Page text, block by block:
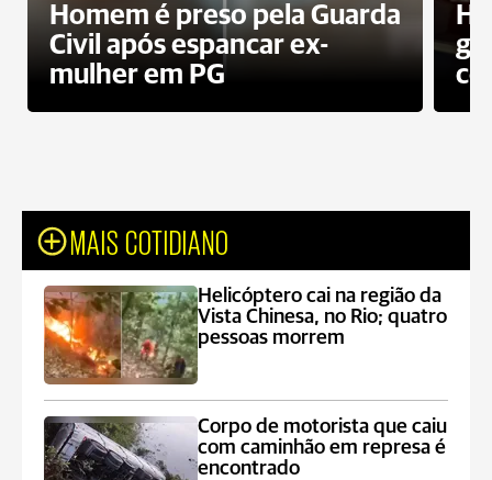
Homem é preso pela Guarda
Civil após espancar ex-
mulher em PG
MAIS COTIDIANO
Helicóptero cai na região da
Vista Chinesa, no Rio; quatro
pessoas morrem
Corpo de motorista que caiu
com caminhão em represa é
encontrado